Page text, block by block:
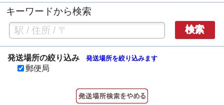
キーワードから検索
検索
発送場所の絞り込み 発送場所を絞り込みます
郵便局